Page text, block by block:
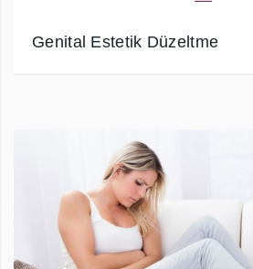
Genital Estetik Düzeltme